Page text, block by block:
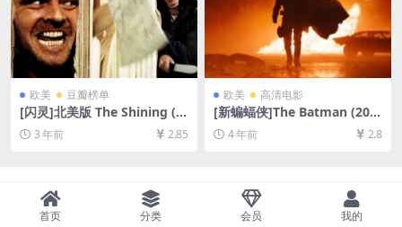
欧美 豆瓣榜单
[闪灵]北美版 The Shining (1
980)[百度网盘+夸克网盘+迅
雷云盘资源1080P超清未删减]
3 年前 2.85
欧美 高清电影
[新蝙蝠侠]The Batman (202
2)[百度网盘+迅雷云盘资源10
80P超清未删减][MP4/11GB]
4 年前 2.8
首页 分类 会员 我的